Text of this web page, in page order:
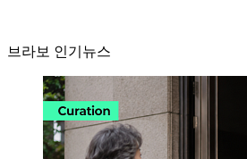
브라보 인기뉴스